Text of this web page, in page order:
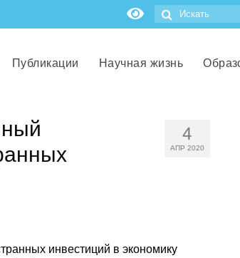
Публикации Научная жизнь
4
АПР 2020
инвестиций в экономику